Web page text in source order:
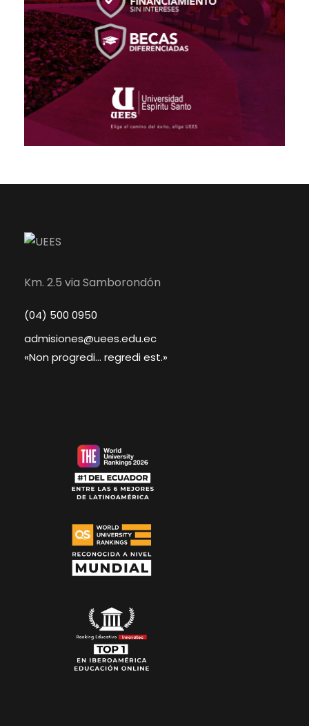
Km. 2.5 via Samborondón
(04) 500 0950
admisiones@uees.edu.ec
«Non progredi... regredi est.»